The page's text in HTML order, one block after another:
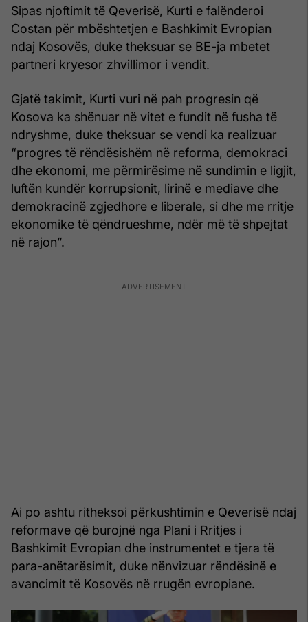
Sipas njoftimit të Qeverisë, Kurti e falënderoi
Costan për mbështetjen e Bashkimit Evropian
ndaj Kosovës, duke theksuar se BE-ja mbetet
partneri kryesor zhvillimor i vendit.
Gjatë takimit, Kurti vuri në pah progresin që
Kosova ka shënuar në vitet e fundit në fusha të
ndryshme, duke theksuar se vendi ka realizuar
“progres të rëndësishëm në reforma, demokraci
dhe ekonomi, me përmirësime në sundimin e ligjit,
luftën kundër korrupsionit, lirinë e mediave dhe
demokracinë zgjedhore e liberale, si dhe me rritje
ekonomike të qëndrueshme, ndër më të shpejtat
në rajon”.
Ai po ashtu ritheksoi përkushtimin e Qeverisë ndaj
reformave që burojnë nga Plani i Rritjes i
Bashkimit Evropian dhe instrumentet e tjera të
para-anëtarësimit, duke nënvizuar rëndësinë e
avancimit të Kosovës në rrugën evropiane.